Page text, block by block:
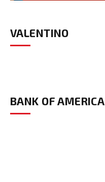
VALENTINO
BANK OF AMERICA